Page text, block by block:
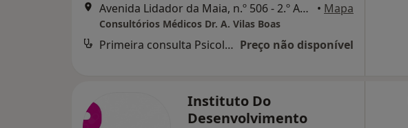
Avenida Lidador da Maia, n.º 506 - 2.º Andar - Sala 2, Águas Santas • Mapa
Consultórios Médicos Dr. A. Vilas Boas
Primeira consulta Psicologia Preço não disponível
Instituto Do
Desenvolvimento